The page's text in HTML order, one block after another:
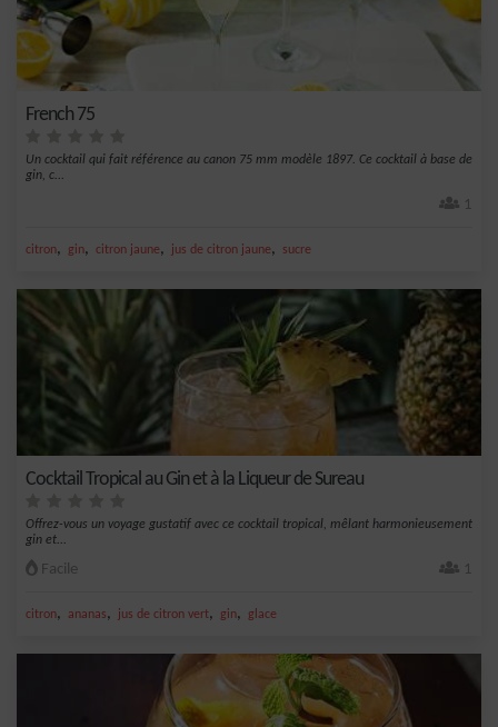
French 75
Un cocktail qui fait référence au canon 75 mm modèle 1897. Ce cocktail à base de
gin, c...
1
citron, gin, citron jaune, jus de citron jaune, sucre
Cocktail Tropical au Gin et à la Liqueur de Sureau
Offrez-vous un voyage gustatif avec ce cocktail tropical, mêlant harmonieusement
gin et...
Facile 1
citron, ananas, jus de citron vert, gin, glace